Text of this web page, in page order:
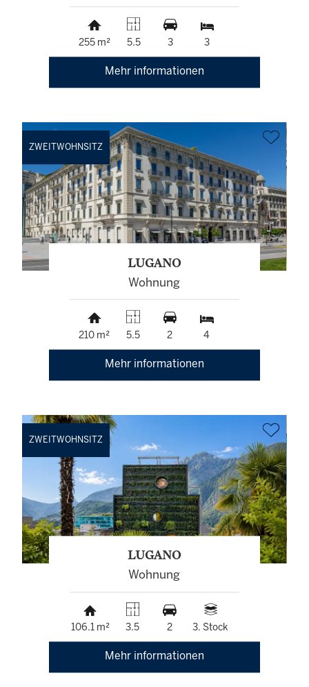
255 m² 5.5 3 3
Mehr informationen
ZWEITWOHNSITZ
LUGANO
Wohnung
210 m² 5.5 2 4
Mehr informationen
ZWEITWOHNSITZ
LUGANO
Wohnung
106.1 m² 3.5 2 3. Stock
Mehr informationen